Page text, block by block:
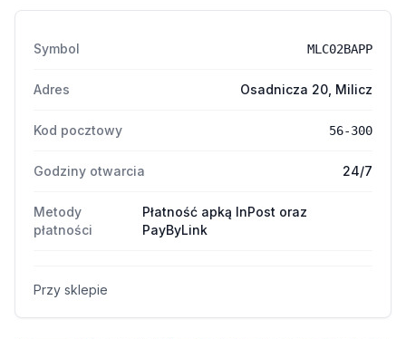
Symbol MLC02BAPP
Adres Osadnicza 20, Milicz
Kod pocztowy 56-300
Godziny otwarcia 24/7
Metody
płatności
Płatność apką InPost oraz
PayByLink
Przy sklepie